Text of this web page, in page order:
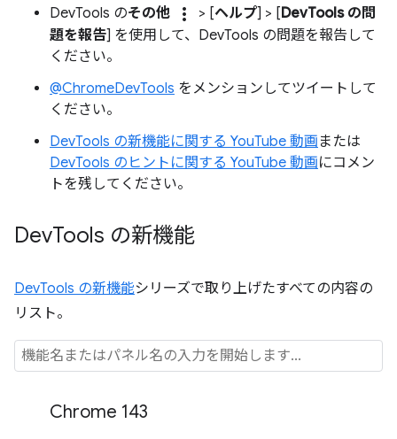
DevTools のその他 more_vert > [ヘルプ] > [DevTools の問
題を報告] を使用して、DevTools の問題を報告して
ください。
@ChromeDevTools をメンションしてツイートして
ください。
DevTools の新機能に関する YouTube 動画 または
DevTools のヒントに関する YouTube 動画にコメン
トを残してください。
DevTools の新機能
DevTools の新機能シリーズで取り上げたすべての内容の
リスト。
Chrome 143